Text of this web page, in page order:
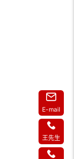
E-mail
王先生